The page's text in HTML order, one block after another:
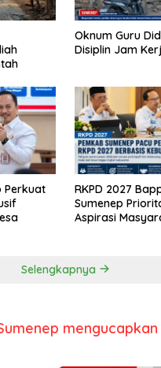
Oknum Guru
Disiplin Jam
Perkuat
RKPD 2027
Sumenep
Aspirasi
Selengkapnya
mengucapkan